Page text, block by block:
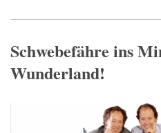
Schwebefähre ins
Wunderland!